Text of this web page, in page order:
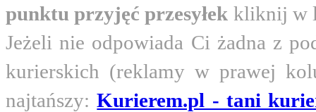
punktu przyjęć przesyłek kliknij w
Jeżeli nie odpowiada Ci żadna z
kurierskich (reklamy w prawej
najtańszy:Kurierem.pl - tani